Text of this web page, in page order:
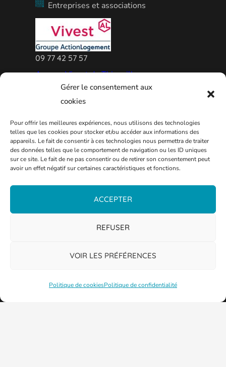
Gérer le consentement aux
cookies
Pour offrir les meilleures expériences, nous utilisons des technologies
telles que les cookies pour stocker et/ou accéder aux informations des
appareils. Le fait de consentir à ces technologies nous permettra de traiter
des données telles que le comportement de navigation ou les ID uniques
sur ce site. Le fait de ne pas consentir ou de retirer son consentement peut
avoir un effet négatif sur certaines caractéristiques et fonctions.
ACCEPTER
REFUSER
VOIR LES PRÉFÉRENCES
Politique de cookiesPolitique de confidentialité
Entreprises et associations
09 77 42 57 57
Agence Vivest de Thionville